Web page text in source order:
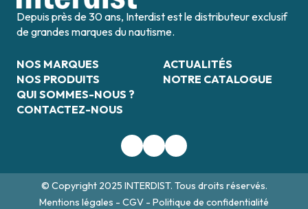
Depuis près de 30 ans, Interdist est le distributeur exclusif
de grandes marques du nautisme.
NOS MARQUES
NOS PRODUITS
QUI SOMMES-NOUS ?
CONTACTEZ-NOUS
ACTUALITÉS
NOTRE CATALOGUE
© Copyright 2025 INTERDIST. Tous droits réservés.
Mentions légales - CGV - Politique de confidentialité